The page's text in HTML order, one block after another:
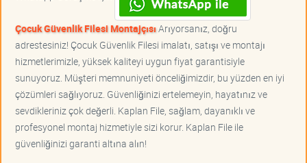
Çocuk Güvenlik Filesi MontajçısıArıyorsanız, doğru
adrestesiniz! Çocuk Güvenlik Filesi imalatı, satışı ve montajı
hizmetlerimizle, yüksek kaliteyi uygun fiyat garantisiyle
sunuyoruz. Müşteri memnuniyeti önceliğimizdir, bu yüzden en iyi
çözümleri sağlıyoruz. Güvenliğinizi ertelemeyin, hayatınız ve
sevdikleriniz çok değerli. Kaplan File, sağlam, dayanıklı ve
profesyonel montaj hizmetiyle sizi korur. Kaplan File ile
güvenliğinizi garanti altına alın!